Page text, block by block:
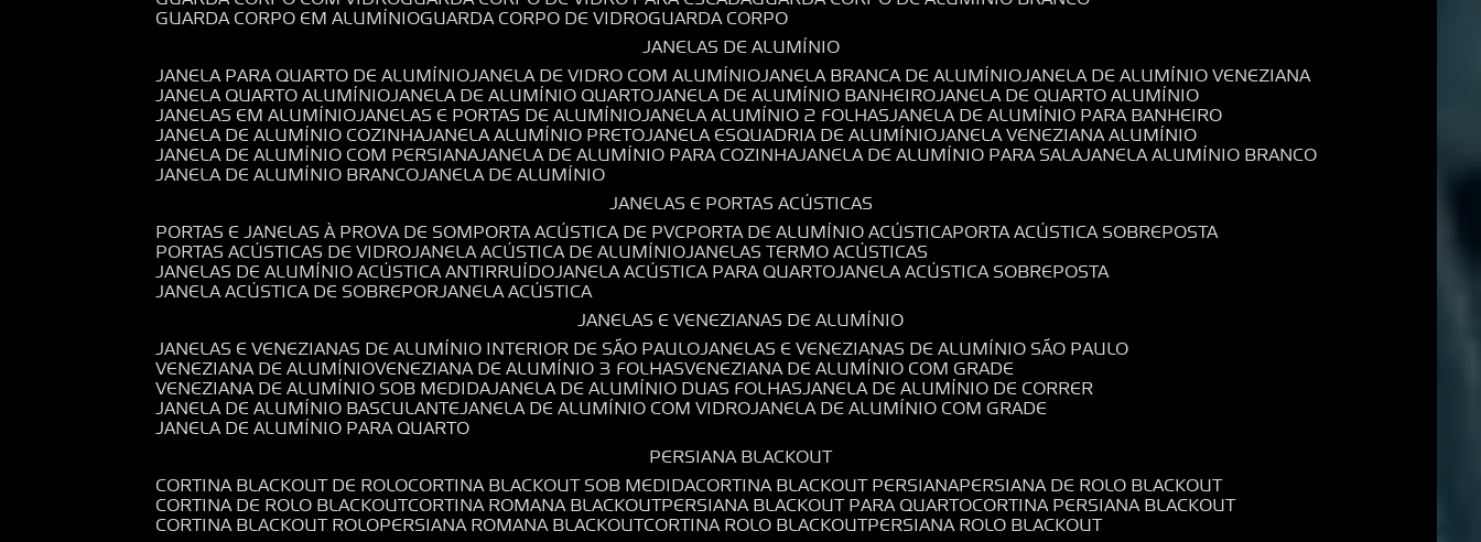
GUARDA CORPO EM ALUMÍNIO GUARDA CORPO DE VIDRO GUARDA CORPO
JANELAS DE ALUMÍNIO
JANELA PARA QUARTO DE ALUMÍNIO JANELA DE VIDRO COM ALUMÍNIO JANELA BRANCA DE ALUMÍNIO JANELA DE ALUMÍNIO VENEZIANA
JANELA QUARTO ALUMÍNIO JANELA DE ALUMÍNIO QUARTO JANELA DE ALUMÍNIO BANHEIRO JANELA DE QUARTO ALUMÍNIO
JANELAS EM ALUMÍNIO JANELAS E PORTAS DE ALUMÍNIO JANELA ALUMÍNIO 2 FOLHAS JANELA DE ALUMÍNIO PARA BANHEIRO
JANELA DE ALUMÍNIO COZINHA JANELA ALUMÍNIO PRETO JANELA ESQUADRIA DE ALUMÍNIO JANELA VENEZIANA ALUMÍNIO
JANELA DE ALUMÍNIO COM PERSIANA JANELA DE ALUMÍNIO PARA COZINHA JANELA DE ALUMÍNIO PARA SALA JANELA ALUMÍNIO BRANCO
JANELA DE ALUMÍNIO BRANCO JANELA DE ALUMÍNIO
JANELAS E PORTAS ACÚSTICAS
PORTAS E JANELAS À PROVA DE SOM PORTA ACÚSTICA DE PVC PORTA DE ALUMÍNIO ACÚSTICA PORTA ACÚSTICA SOBREPOSTA
PORTAS ACÚSTICAS DE VIDRO JANELA ACÚSTICA DE ALUMÍNIO JANELAS TERMO ACÚSTICAS
JANELAS DE ALUMÍNIO ACÚSTICA ANTIRRUÍDO JANELA ACÚSTICA PARA QUARTO JANELA ACÚSTICA SOBREPOSTA
JANELA ACÚSTICA DE SOBREPOR JANELA ACÚSTICA
JANELAS E VENEZIANAS DE ALUMÍNIO
JANELAS E VENEZIANAS DE ALUMÍNIO INTERIOR DE SÃO PAULO JANELAS E VENEZIANAS DE ALUMÍNIO SÃO PAULO
VENEZIANA DE ALUMÍNIO VENEZIANA DE ALUMÍNIO 3 FOLHAS VENEZIANA DE ALUMÍNIO COM GRADE
VENEZIANA DE ALUMÍNIO SOB MEDIDA JANELA DE ALUMÍNIO DUAS FOLHAS JANELA DE ALUMÍNIO DE CORRER
JANELA DE ALUMÍNIO BASCULANTE JANELA DE ALUMÍNIO COM VIDRO JANELA DE ALUMÍNIO COM GRADE
JANELA DE ALUMÍNIO PARA QUARTO
PERSIANA BLACKOUT
CORTINA BLACKOUT DE ROLO CORTINA BLACKOUT SOB MEDIDA CORTINA BLACKOUT PERSIANA PERSIANA DE ROLO BLACKOUT
CORTINA DE ROLO BLACKOUT CORTINA ROMANA BLACKOUT PERSIANA BLACKOUT PARA QUARTO CORTINA PERSIANA BLACKOUT
CORTINA BLACKOUT ROLO PERSIANA ROMANA BLACKOUT CORTINA ROLO BLACKOUT PERSIANA ROLO BLACKOUT